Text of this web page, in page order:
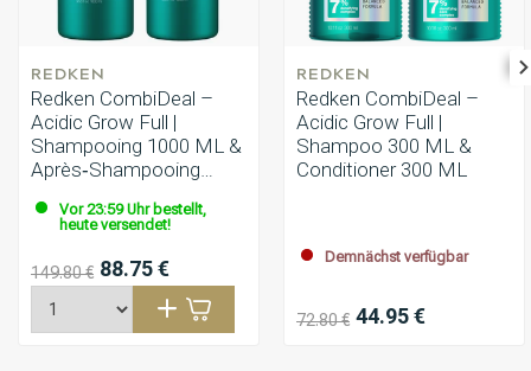
REDKEN
Redken CombiDeal –
Acidic Grow Full |
Shampooing 1000 ML &
Après‑Shampooing
Vor 23:59 Uhr bestellt,
heute versendet!
149.80 € 88.75 €
REDKEN
Redken CombiDeal –
Acidic Grow Full |
Shampoo 300 ML &
Conditioner 300 ML
Demnächst verfügbar
72.80 € 44.95 €